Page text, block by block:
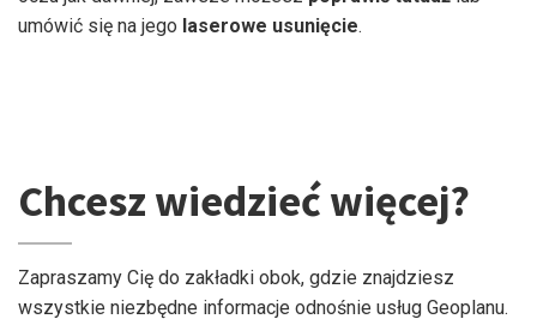
umówić się na jego laserowe usunięcie.
Chcesz wiedzieć więcej?
Zapraszamy Cię do zakładki obok, gdzie znajdziesz
wszystkie niezbędne informacje odnośnie usług Geoplanu.